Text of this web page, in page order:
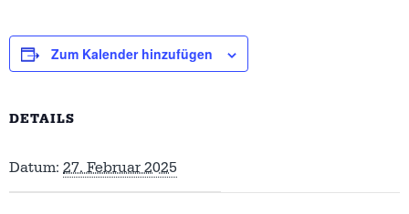
Zum Kalender hinzufügen
DETAILS
Datum: 27. Februar 2025